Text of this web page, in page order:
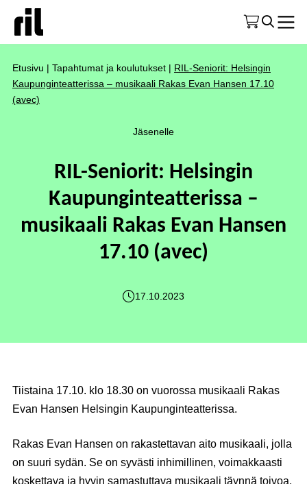
Etusivu | Tapahtumat ja koulutukset | RIL-Seniorit: Helsingin
Kaupunginteatterissa – musikaali Rakas Evan Hansen 17.10
(avec)
Jäsenelle
RIL-Seniorit: Helsingin
Kaupunginteatterissa –
musikaali Rakas Evan Hansen
17.10 (avec)
17.10.2023
Tiistaina 17.10. klo 18.30 on vuorossa musikaali Rakas
Evan Hansen Helsingin Kaupunginteatterissa.
Rakas Evan Hansen on rakastettavan aito musikaali, jolla
on suuri sydän. Se on syvästi inhimillinen, voimakkaasti
koskettava ja hyvin samastuttava musikaali täynnä toivoa.